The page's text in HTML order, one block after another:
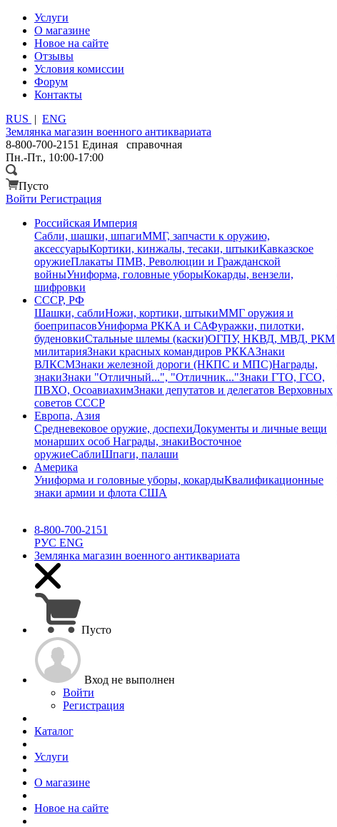
Услуги
О магазине
Новое на сайте
Отзывы
Условия комиссии
Форум
Контакты
RUS | ENG
Землянка магазин военного антиквариата
8-800-700-2151 Единая справочная
Пн.-Пт., 10:00-17:00
Пусто
Войти Регистрация
Российская Империя
Сабли, шашки, шпагиММГ, запчасти к оружию,
аксессуарыКортики, кинжалы, тесаки, штыкиКавказское
оружиеПлакаты ПМВ, Революции и Гражданской
войныУниформа, головные уборыКокарды, вензели,
шифровки
СССР, РФ
Шашки, саблиНожи, кортики, штыкиММГ оружия и
боеприпасовУниформа РККА и САФуражки, пилотки,
буденовкиСтальные шлемы (каски)ОГПУ, НКВД, МВД, РКМ
милитарияЗнаки красных командиров РККАЗнаки
ВЛКСМЗнаки железной дороги (НКПС и МПС)Награды,
знакиЗнаки "Отличный...", "Отличник..."Знаки ГТО, ГСО,
ПВХО, ОсоавиахимЗнаки депутатов и делегатов Верховных
советов СССР
Европа, Азия
Средневековое оружие, доспехиДокументы и личные вещи
монарших особ Награды, знакиВосточное
оружиеСаблиШпаги, палаши
Америка
Униформа и головные уборы, кокардыКвалификационные
знаки армии и флота США
8-800-700-2151
РУС ENG
Землянка магазин военного антиквариата
Пусто
Вход не выполнен
Войти
Регистрация
Каталог
Услуги
О магазине
Новое на сайте